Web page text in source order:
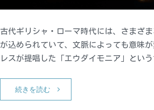
古代ギリシャ・ローマ時代には、さまざ
が込められていて、文脈によっても意味
レスが提唱した「エウダイモニア」とい
続きを読む